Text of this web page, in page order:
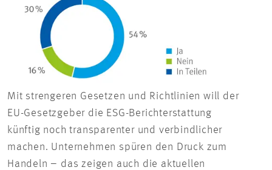
KARRIERE
PROJEKTE
Mit strengeren Gesetzen und Richtlinien will der
EU-Gesetzgeber die ESG-Berichterstattung
künftig noch transparenter und verbindlicher
machen. Unternehmen spüren den Druck zum
Handeln – das zeigen auch die aktuellen